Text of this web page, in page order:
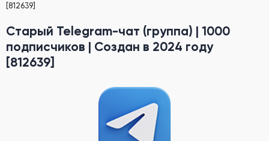
[812639]
Старый Telegram-чат (группа) | 1000
подписчиков | Создан в 2024 году
[812639]